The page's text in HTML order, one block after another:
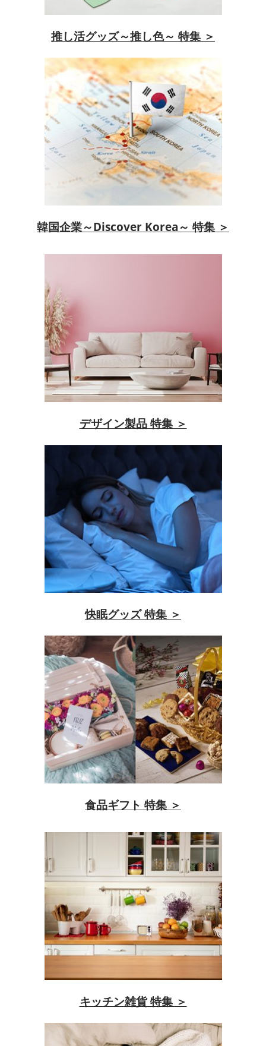
推し活グッズ～推し色～ 特集 ＞
韓国企業～Discover Korea～ 特集 ＞
デザイン製品 特集 ＞
快眠グッズ 特集 ＞
食品ギフト 特集 ＞
キッチン雑貨 特集 ＞